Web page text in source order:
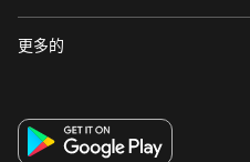
法定公開揭露事項
環球據點
財務報告
更多的
著作權聲明